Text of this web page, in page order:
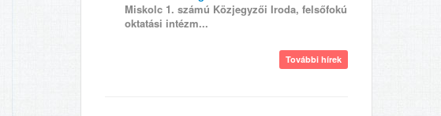
Miskolc 1. számú Közjegyzői Iroda, felsőfokú
oktatási intézm...
További hírek